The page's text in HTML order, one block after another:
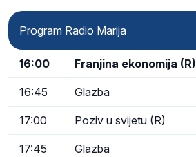
Program Radio Marija
16:00 Franjina ekonomija (R)
16:45 Glazba
17:00 Poziv u svijetu (R)
17:45 Glazba